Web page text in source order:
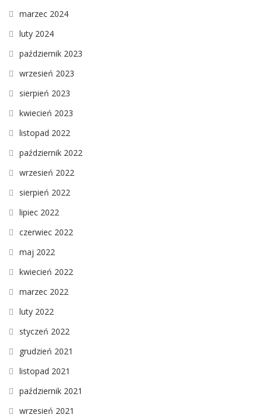
marzec 2024
luty 2024
październik 2023
wrzesień 2023
sierpień 2023
kwiecień 2023
listopad 2022
październik 2022
wrzesień 2022
sierpień 2022
lipiec 2022
czerwiec 2022
maj 2022
kwiecień 2022
marzec 2022
luty 2022
styczeń 2022
grudzień 2021
listopad 2021
październik 2021
wrzesień 2021